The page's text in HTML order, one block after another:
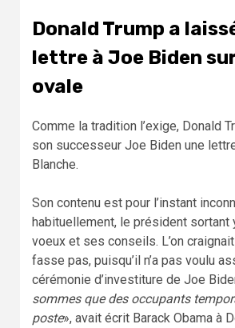
Donald Trump a
lettre à Joe Biden
ovale
Comme la tradition l’exige, Donald
son successeur Joe Biden une
Blanche.
Son contenu est pour l’instant
habituellement, le président sortant
voeux et ses conseils. L’on
fasse pas, puisqu’il n’a pas voulu
cérémonie d’investiture de Joe
sommes que des occupants
poste», avait écrit Barack Obama à